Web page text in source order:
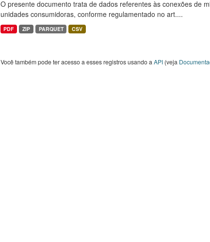
O presente documento trata de dados referentes às conexões de
unidades consumidoras, conforme regulamentado no art....
PDF ZIP PARQUET CSV
Você também pode ter acesso a esses registros usando a API(veja